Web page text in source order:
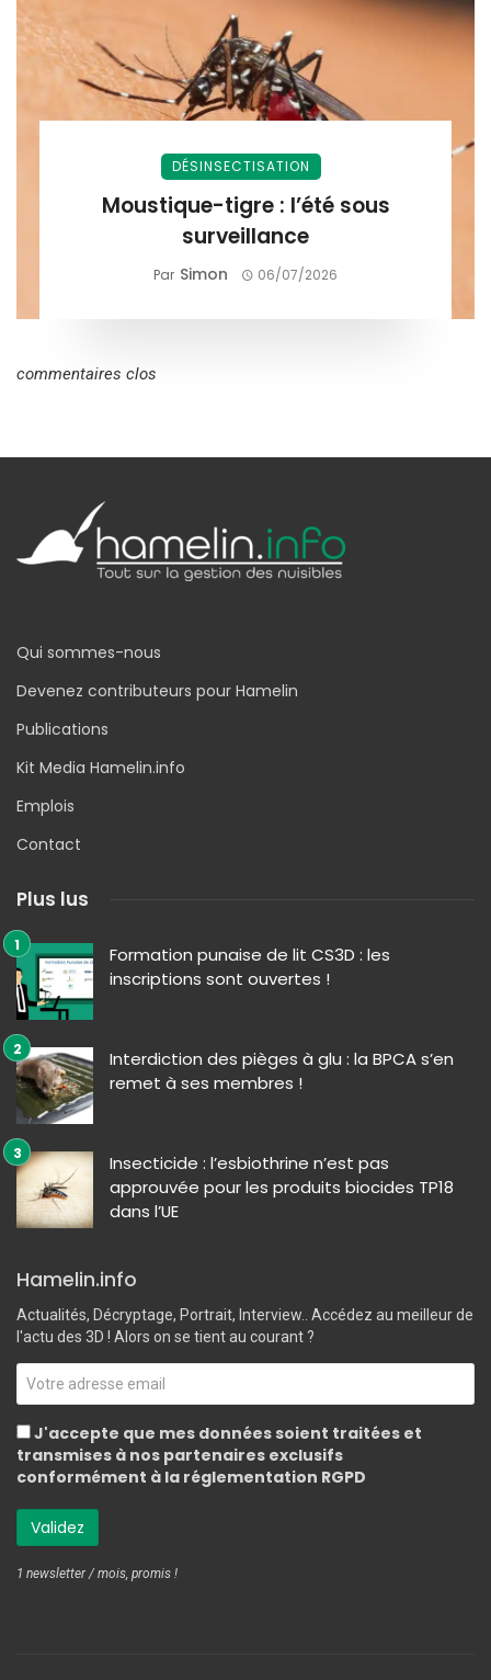
DÉSINSECTISATION
Moustique-tigre : l’été sous
surveillance
Par Simon 06/07/2026
commentaires clos
Qui sommes-nous
Devenez contributeurs pour Hamelin
Publications
Kit Media Hamelin.info
Emplois
Contact
Plus lus
Formation punaise de lit CS3D : les
inscriptions sont ouvertes !
Interdiction des pièges à glu : la BPCA s’en
remet à ses membres !
Insecticide : l’esbiothrine n’est pas
approuvée pour les produits biocides TP18
dans l’UE
Hamelin.info
Actualités, Décryptage, Portrait, Interview.. Accédez au meilleur de
l'actu des 3D ! Alors on se tient au courant ?
J'accepte que mes données soient traitées et
transmises à nos partenaires exclusifs
conformément à la réglementation RGPD
1 newsletter / mois, promis !